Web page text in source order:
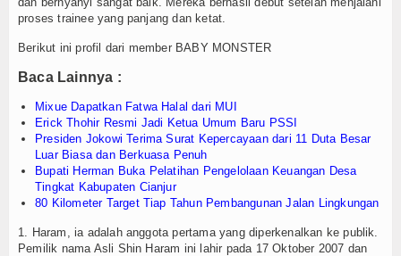
Login
proses trainee yang panjang dan ketat.
Berikut ini profil dari member BABY MONSTER
Baca Lainnya :
Mixue Dapatkan Fatwa Halal dari MUI
Erick Thohir Resmi Jadi Ketua Umum Baru PSSI
Presiden Jokowi Terima Surat Kepercayaan dari 11 Duta Besar
Luar Biasa dan Berkuasa Penuh
Bupati Herman Buka Pelatihan Pengelolaan Keuangan Desa
Tingkat Kabupaten Cianjur
80 Kilometer Target Tiap Tahun Pembangunan Jalan Lingkungan
1. Haram, ia adalah anggota pertama yang diperkenalkan ke publik.
Pemilik nama Asli Shin Haram ini lahir pada 17 Oktober 2007 dan